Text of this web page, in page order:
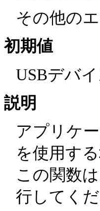
その他の
初期値
USBデバ
説明
アプリケ
を使用す
この関数
行してくだ